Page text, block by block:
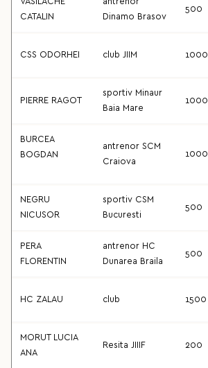
CATALIN
Dinamo Brasov
500
CSS ODORHEI club JIIM 1000
PIERRE RAGOT
sportiv Minaur
Baia Mare
1000
BURCEA
BOGDAN
antrenor SCM
Craiova
1000
NEGRU
NICUSOR
sportiv CSM
Bucuresti
500
PERA
FLORENTIN
antrenor HC
Dunarea Braila
500
HC ZALAU club 1500
MORUT LUCIA
ANA
Resita JIIIF 200